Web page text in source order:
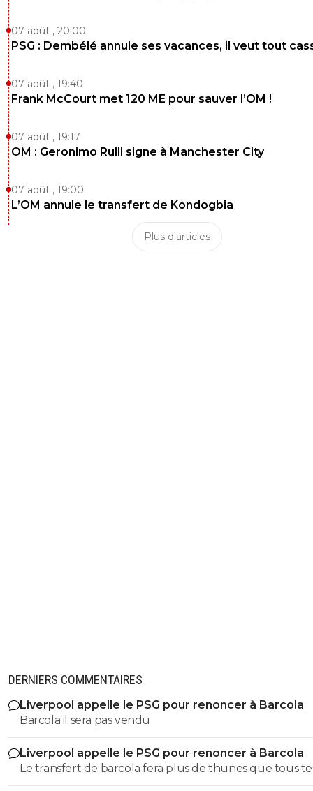
07 août , 20:00
PSG : Dembélé annule ses vacances, il veut tout
07 août , 19:40
Frank McCourt met 120 ME pour sauver l’OM !
07 août , 19:17
OM : Geronimo Rulli signe à Manchester City
07 août , 19:00
L’OM annule le transfert de Kondogbia
Plus d'articles
DERNIERS COMMENTAIRES
Liverpool appelle le PSG pour renoncer à Barcola
Barcola il sera pas vendu
Liverpool appelle le PSG pour renoncer à Barcola
Le transfert de barcola fera plus de thunes que tous
ventes avec ton club de merde . Bonne c3 guignol.